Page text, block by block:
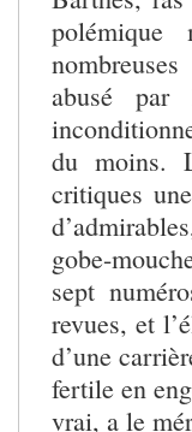
abusé par
du moins.
critiques
gobe-
sept
revues, et
d’une
fertile en
vrai, a le